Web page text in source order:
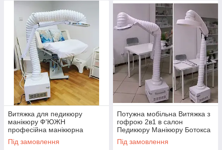
Витяжка для педикюру
манікюру Ф'ЮЖН
професійна манікюрна
витяжка для педикюру з LED
лампою та гофрою
Під замовлення
Потужна мобільна Витяжка з
гофрою 2в1 в салон
Педикюру Манікюру Ботокса
Кератина витяжка Ф'ЮЖН
Трансформер
Під замовлення